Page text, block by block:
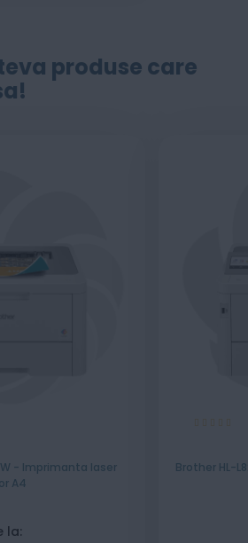
produse care
- Imprimanta laser
A4
la:
Brother HL-